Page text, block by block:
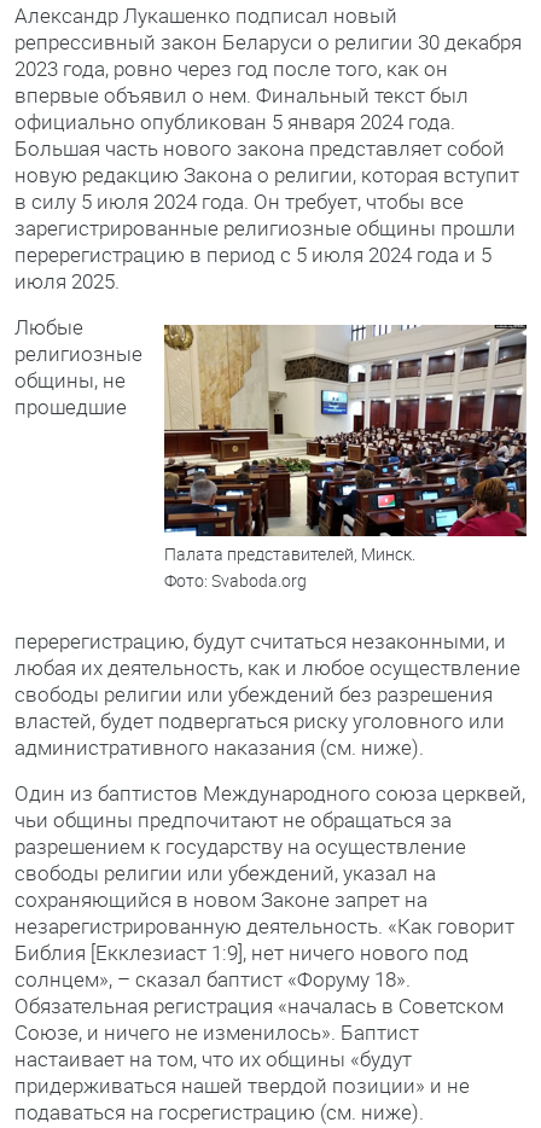
Александр Лукашенко подписал новый
репрессивный закон Беларуси о религии 30 декабря
2023 года, ровно через год после того, как он
впервые объявил о нем. Финальный текст был
официально опубликован 5 января 2024 года.
Большая часть нового закона представляет собой
новую редакцию Закона о религии, которая вступит
в силу 5 июля 2024 года. Он требует, чтобы все
зарегистрированные религиозные общины прошли
перерегистрацию в период с 5 июля 2024 года и 5
июля 2025.
Палата представителей, Минск.
Фото: Svaboda.org
Любые
религиозные
общины, не
прошедшие
перерегистрацию, будут считаться незаконными, и
любая их деятельность, как и любое осуществление
свободы религии или убеждений без разрешения
властей, будет подвергаться риску уголовного или
административного наказания (см. ниже).
Один из баптистов Международного союза церквей,
чьи общины предпочитают не обращаться за
разрешением к государству на осуществление
свободы религии или убеждений, указал на
сохраняющийся в новом Законе запрет на
незарегистрированную деятельность. «Как говорит
Библия [Екклезиаст 1:9], нет ничего нового под
солнцем», – сказал баптист «Форуму 18».
Обязательная регистрация «началась в Советском
Союзе, и ничего не изменилось». Баптист
настаивает на том, что их общины «будут
придерживаться нашей твердой позиции» и не
подаваться на госрегистрацию (см. ниже).